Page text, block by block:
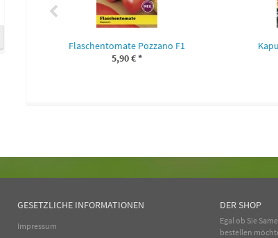
Flaschentomate Pozzano F1
5,90 €*
GESETZLICHE INFORMATIONEN
Impressum
DER SHOP
Egal ob Sie
bestellen